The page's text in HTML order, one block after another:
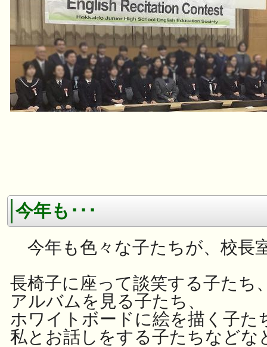
今年も･･･
今年も色々な子たちが、校長
長椅子に座って談笑する子たち
アルバムを見る子たち、
ホワイトボードに絵を描く子た
私とお話しをする子たちなどな